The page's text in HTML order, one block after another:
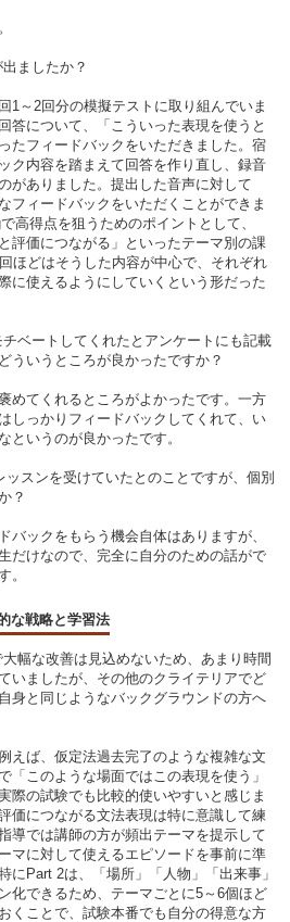
ましたか？
1～2回分の模擬テストに取り組んでいま
答について、「こういった表現を使うと
たフィードバックをいただきました。宿
ク内容を踏まえて回答を作り直し、録音
がありました。提出した音声に対して
フィードバックをいただくことができま
高得点を狙うためのポイントとして、
評価につながる」といったテーマ別の課
ほどはそうした内容が中心で、それぞれ
に使えるようにしていくという形だった
ベートしてくれたとアンケートにも記載
ういうところが良かったですか？
めてくれるところがよかったです。一方
しっかりフィードバックしてくれて、い
というのが良かったです。
スンを受けていたとのことですが、個別
？
バックをもらう機会自体はありますが、
だけなので、完全に自分のための話がで
。
な戦略と学習法
幅な改善は見込めないため、あまり時間
いましたが、その他のクライテリアでど
身と同じようなバックグラウンドの方へ
えば、仮定法過去完了のような複雑な文
「このような場面ではこの表現を使う」
際の試験でも比較的使いやすいと感じま
価につながる文法表現は特に意識して練
導では講師の方が頻出テーマを提示して
マに対して使えるエピソードを事前に準
にPart 2は、「場所」「人物」「出来事」
化できるため、テーマごとに5～6個ほど
くことで、試験本番でも自分の得意な方